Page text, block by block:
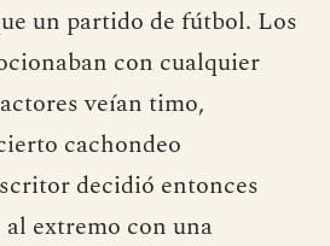
un partido de fútbol. Los
con cualquier
veían timo,
cachondeo
decidió entonces
extremo con una